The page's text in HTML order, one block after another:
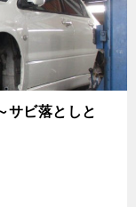
ビ落としと